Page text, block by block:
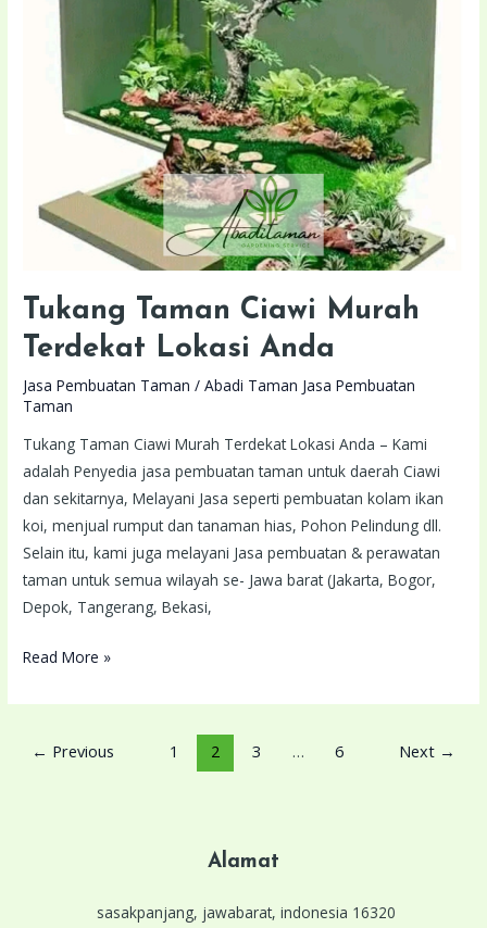
Tukang Taman Ciawi Murah
Terdekat Lokasi Anda
Jasa Pembuatan Taman /Abadi Taman Jasa Pembuatan
Taman
Tukang Taman Ciawi Murah Terdekat Lokasi Anda – Kami
adalah Penyedia jasa pembuatan taman untuk daerah Ciawi
dan sekitarnya, Melayani Jasa seperti pembuatan kolam ikan
koi, menjual rumput dan tanaman hias, Pohon Pelindung dll.
Selain itu, kami juga melayani Jasa pembuatan & perawatan
taman untuk semua wilayah se- Jawa barat (Jakarta, Bogor,
Depok, Tangerang, Bekasi,
Murah
Terdekat
Lokasi
Read More »
← Previous 1 2 3 … 6 Next →
Alamat
sasakpanjang, jawabarat, indonesia 16320